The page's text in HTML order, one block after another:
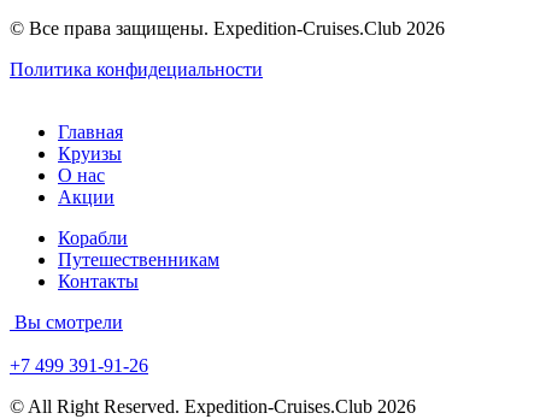
© Все права защищены. Expedition-Cruises.Club 2026
Политика конфидециальности
Главная
Круизы
О нас
Акции
Корабли
Путешественникам
Контакты
Вы смотрели
+7 499 391-91-26
© All Right Reserved. Expedition-Cruises.Club 2026